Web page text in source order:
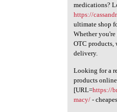
medications?
https://
ultimate shop
Whether
OTC products,
delivery.
Looking for a
products
[URL=https://
macy/-